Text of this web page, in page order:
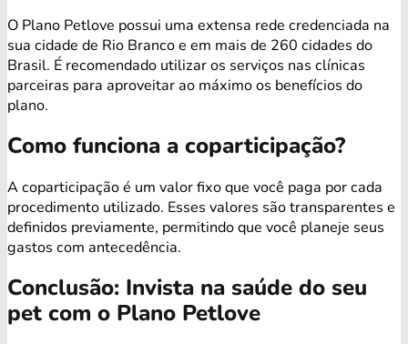
O Plano Petlove possui uma extensa rede credenciada na
sua cidade de Rio Branco e em mais de 260 cidades do
Brasil. É recomendado utilizar os serviços nas clínicas
parceiras para aproveitar ao máximo os benefícios do
plano.
Como funciona a coparticipação?
A coparticipação é um valor fixo que você paga por cada
procedimento utilizado. Esses valores são transparentes e
definidos previamente, permitindo que você planeje seus
gastos com antecedência.
Conclusão: Invista na saúde do seu
pet com o Plano Petlove